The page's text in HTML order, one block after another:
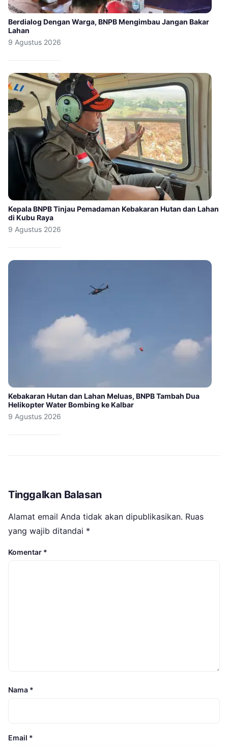
Berdialog Dengan Warga, BNPB Mengimbau Jangan Bakar
Lahan
9 Agustus 2026
Kepala BNPB Tinjau Pemadaman Kebakaran Hutan dan Lahan
di Kubu Raya
9 Agustus 2026
Kebakaran Hutan dan Lahan Meluas, BNPB Tambah Dua
Helikopter Water Bombing ke Kalbar
9 Agustus 2026
Tinggalkan Balasan
Alamat email Anda tidak akan dipublikasikan. Ruas
yang wajib ditandai *
Komentar *
Nama *
Email *